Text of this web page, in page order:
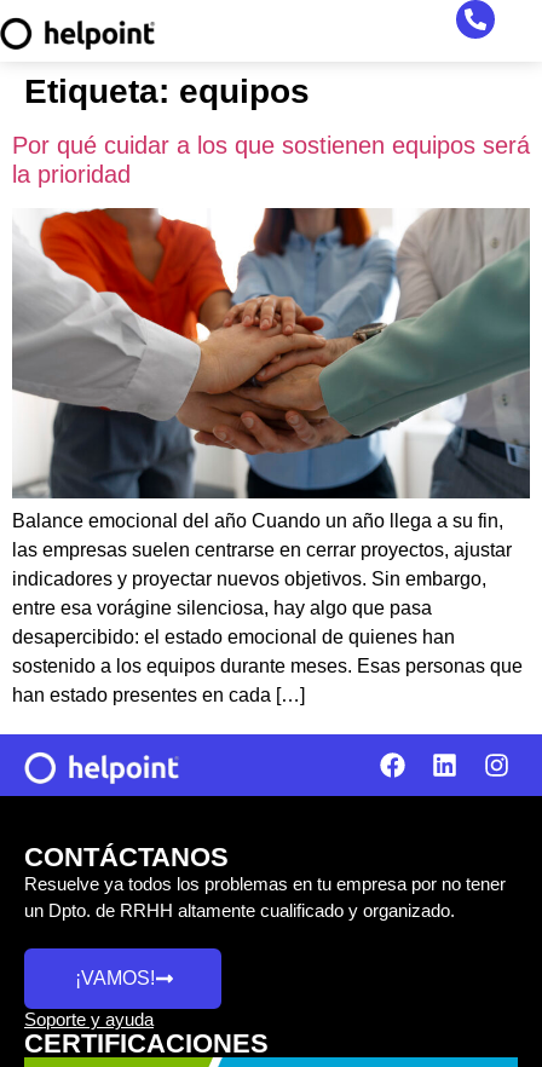
Etiqueta: equipos
Por qué cuidar a los que sostienen equipos será
la prioridad
Balance emocional del año Cuando un año llega a su fin,
las empresas suelen centrarse en cerrar proyectos, ajustar
indicadores y proyectar nuevos objetivos. Sin embargo,
entre esa vorágine silenciosa, hay algo que pasa
desapercibido: el estado emocional de quienes han
sostenido a los equipos durante meses. Esas personas que
han estado presentes en cada […]
CONTÁCTANOS
Resuelve ya todos los problemas en tu empresa por no tener
un Dpto. de RRHH altamente cualificado y organizado.
¡VAMOS!
Soporte y ayuda
CERTIFICACIONES